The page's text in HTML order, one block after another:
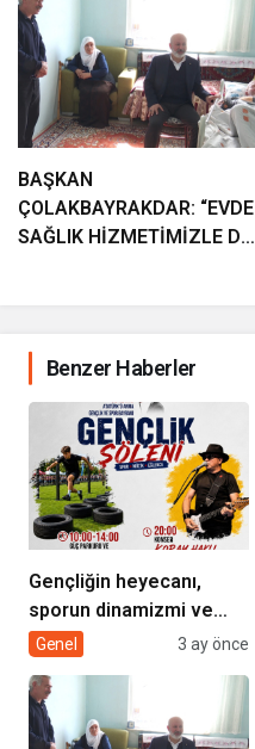
BAŞKAN
ÇOLAKBAYRAKDAR: “EVDE
SAĞLIK HİZMETİMİZLE DE
Benzer Haberler
Gençliğin heyecanı,
sporun dinamizmi ve
müziğin coşkusu
geliyor!
Genel 3 ay önce